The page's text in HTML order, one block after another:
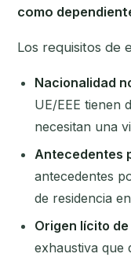
como
Los requisitos de
Nacionalidad
UE/EEE tienen
necesitan una
Antecedentes
antecedentes
de residencia
Origen lícito
exhaustiva que